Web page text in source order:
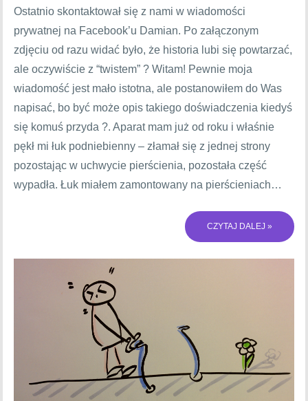
Ostatnio skontaktował się z nami w wiadomości
prywatnej na Facebook’u Damian. Po załączonym
zdjęciu od razu widać było, że historia lubi się powtarzać,
ale oczywiście z “twistem” ? Witam! Pewnie moja
wiadomość jest mało istotna, ale postanowiłem do Was
napisać, bo być może opis takiego doświadczenia kiedyś
się komuś przyda ?. Aparat mam już od roku i właśnie
pękł mi łuk podniebienny – złamał się z jednej strony
pozostając w uchwycie pierścienia, pozostała część
wypadła. Łuk miałem zamontowany na pierścieniach…
CZYTAJ DALEJ »